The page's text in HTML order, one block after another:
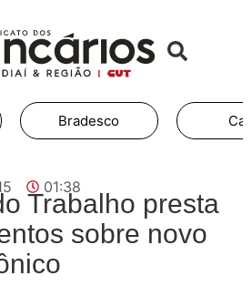
Bradesco
01:38
Trabalho presta
sobre novo